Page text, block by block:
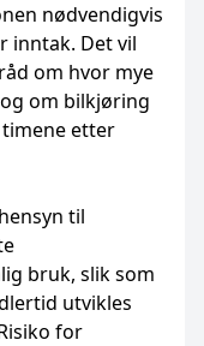
nødvendigvis
inntak. Det vil
om hvor mye
om bilkjøring
etter
til
bruk, slik som
utvikles
for